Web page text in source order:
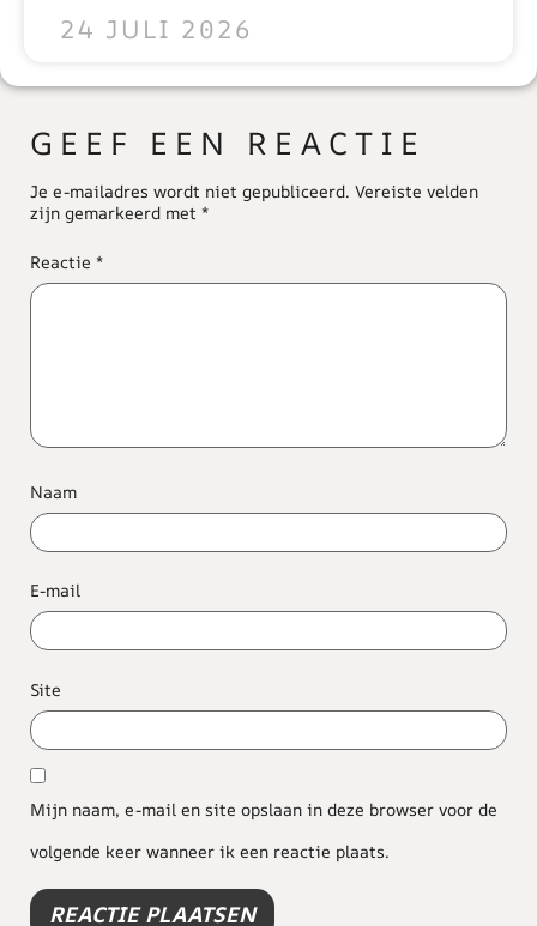
24 JULI 2026
GEEF EEN REACTIE
Je e-mailadres wordt niet gepubliceerd. Vereiste velden
zijn gemarkeerd met *
Reactie *
Naam
E-mail
Site
Mijn naam, e-mail en site opslaan in deze browser voor de
volgende keer wanneer ik een reactie plaats.